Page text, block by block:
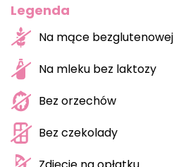
Legenda
Na mące bezglutenowej
Na mleku bez laktozy
Bez orzechów
Bez czekolady